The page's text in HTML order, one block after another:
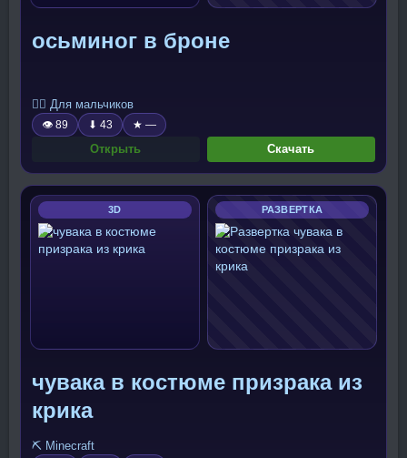
осьминог в броне
🧍‍♂️ Для мальчиков
👁 89 ⬇ 43 ★ —
Открыть Скачать
3D РАЗВЕРТКА
чувака в костюме призрака из
крика
⛏️ Minecraft